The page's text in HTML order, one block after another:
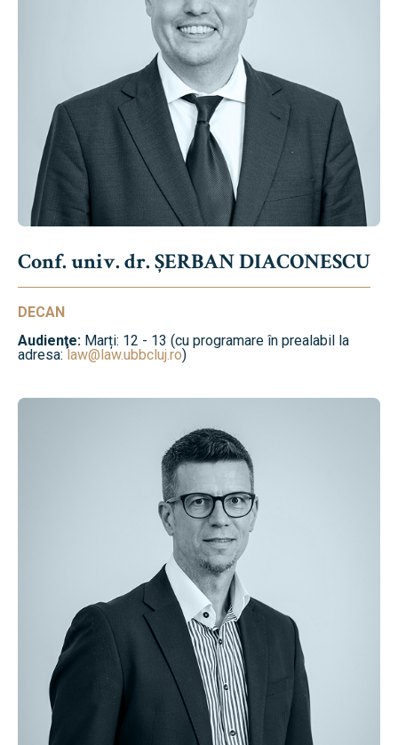
Conf. univ. dr. ȘERBAN DIACONESCU
DECAN
Audienţe: Marți: 12 - 13 (cu programare în prealabil la
adresa:law@law.ubbcluj.ro)